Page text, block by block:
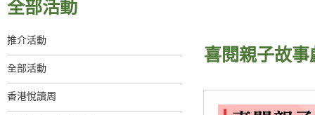
全部活動
推介活動
全部活動
香港悅讀周
喜閱親子故事